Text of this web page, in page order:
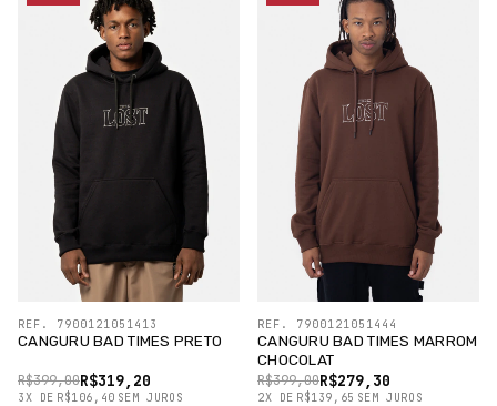
CANGURU BAD TIMES PRETO
R$319,20
R$399,00
3X DE R$106,40 SEM JUROS
REF. 7900121051413
CANGURU BAD TIMES MARROM
CHOCOLAT
R$279,30
R$399,00
2X DE R$139,65 SEM JUROS
REF. 7900121051444